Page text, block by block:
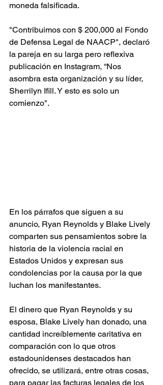
moneda falsificada.
"Contribuimos con $ 200,000 al Fondo
de Defensa Legal de NAACP", declaró
la pareja en su larga pero reflexiva
publicación en Instagram, “Nos
asombra esta organización y su líder,
Sherrilyn Ifill. Y esto es solo un
comienzo".
En los párrafos que siguen a su
anuncio, Ryan Reynolds y Blake Lively
comparten sus pensamientos sobre la
historia de la violencia racial en
Estados Unidos y expresan sus
condolencias por la causa por la que
luchan los manifestantes.
El dinero que Ryan Reynolds y su
esposa, Blake Lively han donado, una
cantidad increíblemente caritativa en
comparación con lo que otros
estadounidenses destacados han
ofrecido, se utilizará, entre otras cosas,
para pagar las facturas legales de los